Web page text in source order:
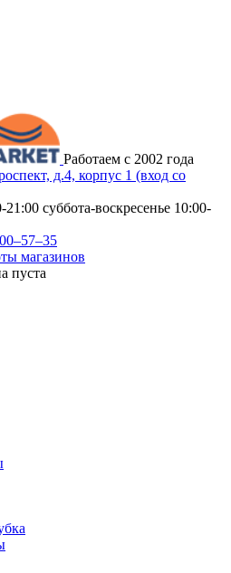
Работаем с 2002 года
д.4, корпус 1 (вход со
21:00 суббота-воскресенье 10:00-
магазинов
пуста